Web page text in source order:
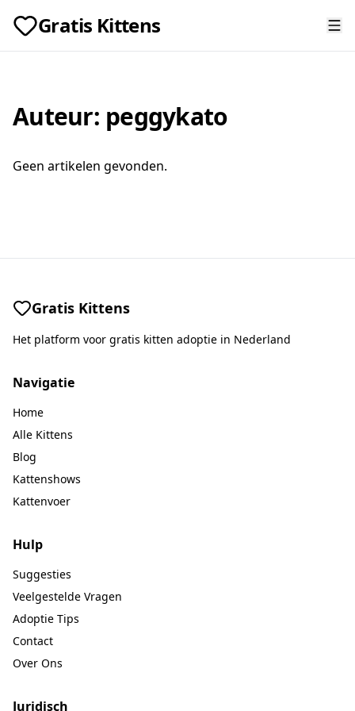
Gratis Kittens
Auteur: peggykato
Geen artikelen gevonden.
Gratis Kittens
Het platform voor gratis kitten adoptie in Nederland
Navigatie
Home
Alle Kittens
Blog
Kattenshows
Kattenvoer
Hulp
Suggesties
Veelgestelde Vragen
Adoptie Tips
Contact
Over Ons
Juridisch